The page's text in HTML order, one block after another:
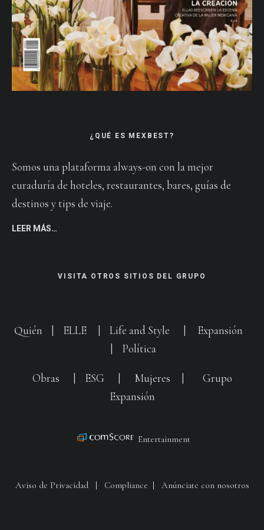
¿QUÉ ES MEXBEST?
Somos una plataforma always-on con la mejor
curaduría de hoteles, restaurantes, bares, guías de
destinos y tips de viaje.
LEER MÁS…
VISITA OTROS SITIOS DEL GRUPO
Quién ELLE Life and Style
Expansión
Política
Obras ESG Mujeres
Grupo
Expansión
Entertainment
Aviso de Privacidad| Compliance Anúnciate con nosotros